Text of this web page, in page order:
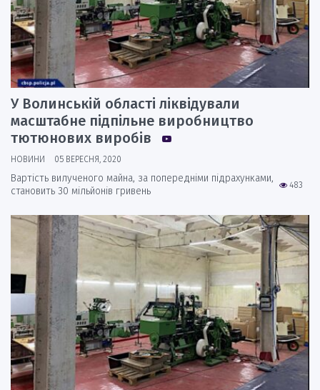
У Волинській області ліквідували
масштабне підпільне виробництво
тютюнових виробів
НОВИНИ 05 ВЕРЕСНЯ, 2020
483
Вартість вилученого майна, за попередніми підрахунками,
становить 30 мільйонів гривень